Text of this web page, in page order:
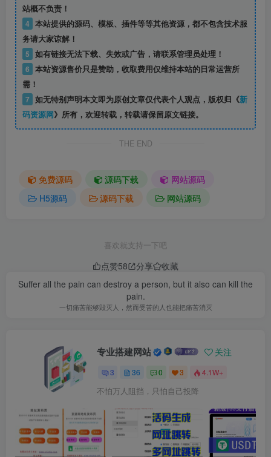
站概不负责！
4 本站提供的源码、模板、插件等等其他资源，都不包含技术服
务请大家谅解！
5 如有链接无法下载、失效或广告，请联系管理员处理！
6 本站资源售价只是赞助，收取费用仅维持本站的日常运营所
需！
7 如无特别声明本文即为原创文章仅代表个人观点，版权归《新
码资源网》所有，欢迎转载，转载请保留原文链接。
THE END
免费源码 源码下载
网站源码
H5源码
源码下载 网站源码
喜欢就支持一下吧
点赞58 分享
收藏
Suffer all the pain can destroy a person, but it also can kill the
pain.
一切痛苦能够毁灭人，然而受苦的人也能把痛苦消灭
专业搭建网站 关注
3 36 0 3 4.1W+
不怕万人阻挡，只怕自己投降